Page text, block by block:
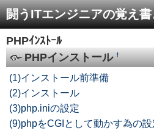
闘うITエンジニアの覚え書
PHPｲﾝｽﾄｰﾙ
PHPインストール†
(1)インストール前準備
(2)インストール
(3)php.iniの設定
(9)phpをCGIとして動かす為の設